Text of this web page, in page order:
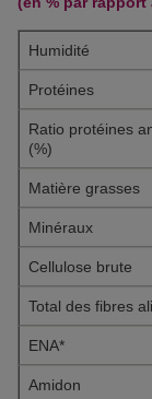
Humidité
Protéines
Ratio protéines
(%)
Matière grasses
Minéraux
Cellulose brute
Total des fibres
ENA*
Amidon